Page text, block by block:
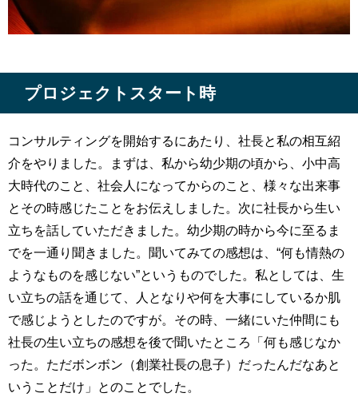
プロジェクトスタート時
コンサルティングを開始するにあたり、社長と私の相互紹
介をやりました。まずは、私から幼少期の頃から、小中高
大時代のこと、社会人になってからのこと、様々な出来事
とその時感じたことをお伝えしました。次に社長から生い
立ちを話していただきました。幼少期の時から今に至るま
でを一通り聞きました。聞いてみての感想は、“何も情熱の
ようなものを感じない”というものでした。私としては、生
い立ちの話を通じて、人となりや何を大事にしているか肌
で感じようとしたのですが。その時、一緒にいた仲間にも
社長の生い立ちの感想を後で聞いたところ「何も感じなか
った。ただボンボン（創業社長の息子）だったんだなあと
いうことだけ」とのことでした。